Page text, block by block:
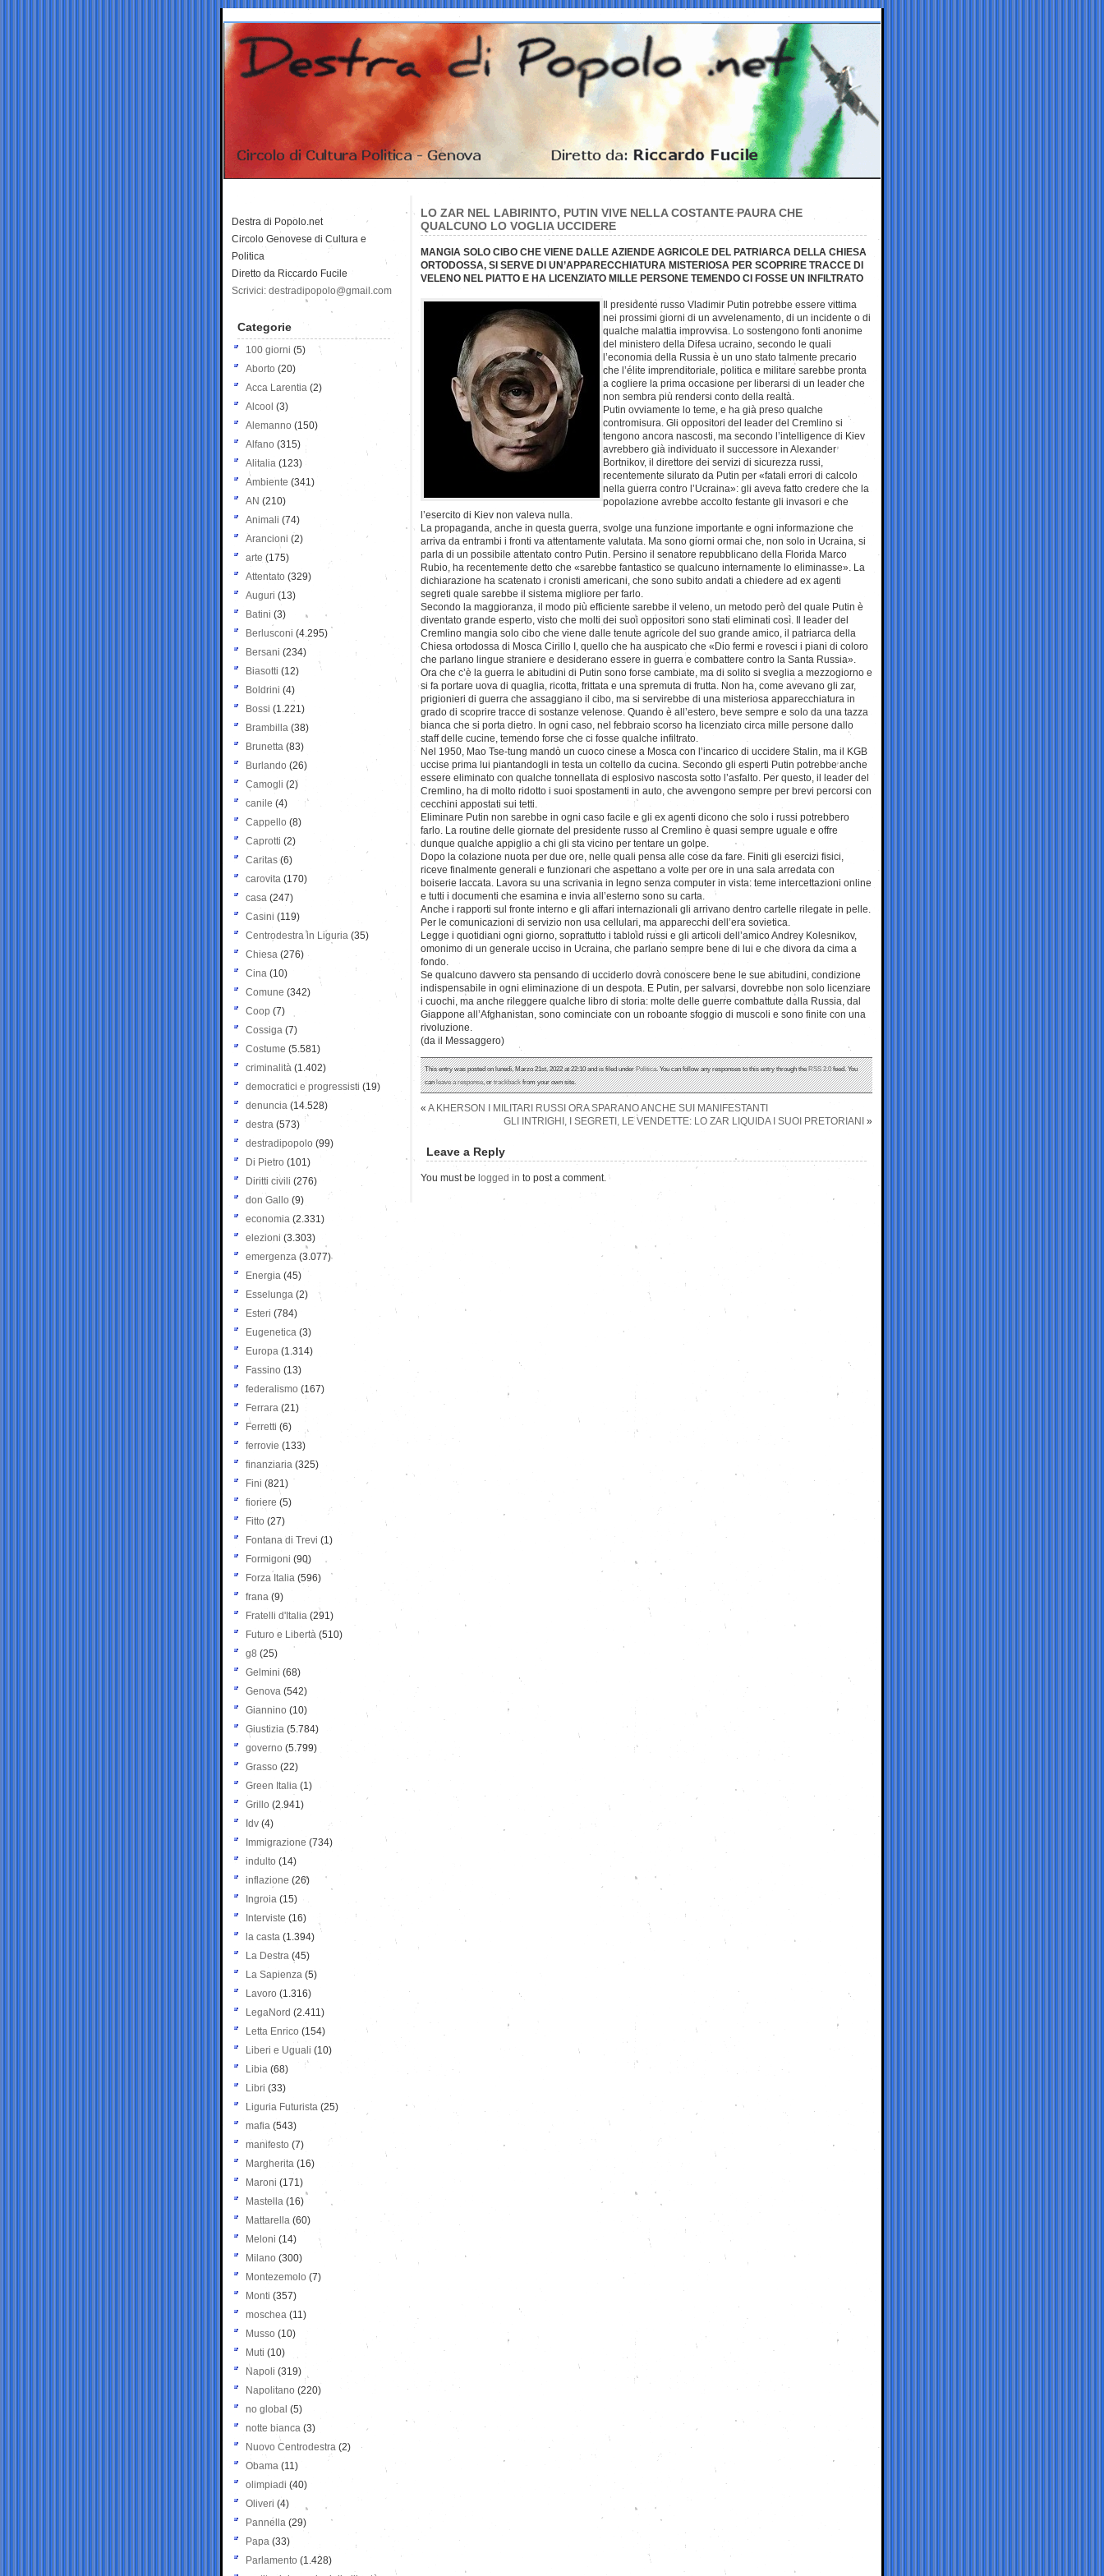
LO ZAR NEL LABIRINTO, PUTIN VIVE NELLA COSTANTE PAURA CHE
QUALCUNO LO VOGLIA UCCIDERE
MANGIA SOLO CIBO CHE VIENE DALLE AZIENDE AGRICOLE DEL PATRIARCA DELLA CHIESA
ORTODOSSA, SI SERVE DI UN’APPARECCHIATURA MISTERIOSA PER SCOPRIRE TRACCE DI
VELENO NEL PIATTO E HA LICENZIATO MILLE PERSONE TEMENDO CI FOSSE UN INFILTRATO
Il presidente russo Vladimir Putin potrebbe essere vittima
nei prossimi giorni di un avvelenamento, di un incidente o di
qualche malattia improvvisa. Lo sostengono fonti anonime
del ministero della Difesa ucraino, secondo le quali
l’economia della Russia è un uno stato talmente precario
che l’élite imprenditoriale, politica e militare sarebbe pronta
a cogliere la prima occasione per liberarsi di un leader che
non sembra più rendersi conto della realtà.
Putin ovviamente lo teme, e ha già preso qualche
contromisura. Gli oppositori del leader del Cremlino si
tengono ancora nascosti, ma secondo l’intelligence di Kiev
avrebbero già individuato il successore in Alexander
Bortnikov, il direttore dei servizi di sicurezza russi,
recentemente silurato da Putin per «fatali errori di calcolo
nella guerra contro l’Ucraina»: gli aveva fatto credere che la
popolazione avrebbe accolto festante gli invasori e che
l’esercito di Kiev non valeva nulla.
La propaganda, anche in questa guerra, svolge una funzione importante e ogni informazione che
arriva da entrambi i fronti va attentamente valutata. Ma sono giorni ormai che, non solo in Ucraina, si
parla di un possibile attentato contro Putin. Persino il senatore repubblicano della Florida Marco
Rubio, ha recentemente detto che «sarebbe fantastico se qualcuno internamente lo eliminasse». La
dichiarazione ha scatenato i cronisti americani, che sono subito andati a chiedere ad ex agenti
segreti quale sarebbe il sistema migliore per farlo.
Secondo la maggioranza, il modo più efficiente sarebbe il veleno, un metodo però del quale Putin è
diventato grande esperto, visto che molti dei suoi oppositori sono stati eliminati così. Il leader del
Cremlino mangia solo cibo che viene dalle tenute agricole del suo grande amico, il patriarca della
Chiesa ortodossa di Mosca Cirillo I, quello che ha auspicato che «Dio fermi e rovesci i piani di coloro
che parlano lingue straniere e desiderano essere in guerra e combattere contro la Santa Russia».
Ora che c’è la guerra le abitudini di Putin sono forse cambiate, ma di solito si sveglia a mezzogiorno e
si fa portare uova di quaglia, ricotta, frittata e una spremuta di frutta. Non ha, come avevano gli zar,
prigionieri di guerra che assaggiano il cibo, ma si servirebbe di una misteriosa apparecchiatura in
grado di scoprire tracce di sostanze velenose. Quando è all’estero, beve sempre e solo da una tazza
bianca che si porta dietro. In ogni caso, nel febbraio scorso ha licenziato circa mille persone dallo
staff delle cucine, temendo forse che ci fosse qualche infiltrato.
Nel 1950, Mao Tse-tung mandò un cuoco cinese a Mosca con l’incarico di uccidere Stalin, ma il KGB
uccise prima lui piantandogli in testa un coltello da cucina. Secondo gli esperti Putin potrebbe anche
essere eliminato con qualche tonnellata di esplosivo nascosta sotto l’asfalto. Per questo, il leader del
Cremlino, ha di molto ridotto i suoi spostamenti in auto, che avvengono sempre per brevi percorsi con
cecchini appostati sui tetti.
Eliminare Putin non sarebbe in ogni caso facile e gli ex agenti dicono che solo i russi potrebbero
farlo. La routine delle giornate del presidente russo al Cremlino è quasi sempre uguale e offre
dunque qualche appiglio a chi gli sta vicino per tentare un golpe.
Dopo la colazione nuota per due ore, nelle quali pensa alle cose da fare. Finiti gli esercizi fisici,
riceve finalmente generali e funzionari che aspettano a volte per ore in una sala arredata con
boiserie laccata. Lavora su una scrivania in legno senza computer in vista: teme intercettazioni online
e tutti i documenti che esamina e invia all’esterno sono su carta.
Anche i rapporti sul fronte interno e gli affari internazionali gli arrivano dentro cartelle rilegate in pelle.
Per le comunicazioni di servizio non usa cellulari, ma apparecchi dell’era sovietica.
Legge i quotidiani ogni giorno, soprattutto i tabloid russi e gli articoli dell’amico Andrey Kolesnikov,
omonimo di un generale ucciso in Ucraina, che parlano sempre bene di lui e che divora da cima a
fondo.
Se qualcuno davvero sta pensando di ucciderlo dovrà conoscere bene le sue abitudini, condizione
indispensabile in ogni eliminazione di un despota. E Putin, per salvarsi, dovrebbe non solo licenziare
i cuochi, ma anche rileggere qualche libro di storia: molte delle guerre combattute dalla Russia, dal
Giappone all’Afghanistan, sono cominciate con un roboante sfoggio di muscoli e sono finite con una
rivoluzione.
(da il Messaggero)
This entry was posted on lunedì, Marzo 21st, 2022 at 22:10 and is filed underPolitica. You can follow any responses to this entry through theRSS 2.0feed. You
canleave a response, ortrackbackfrom your own site.
« A KHERSON I MILITARI RUSSI ORA SPARANO ANCHE SUI MANIFESTANTI
GLI INTRIGHI, I SEGRETI, LE VENDETTE: LO ZAR LIQUIDA I SUOI PRETORIANI »
Leave a Reply
You must be logged in to post a comment.
Destra di Popolo.net
Circolo Genovese di Cultura e
Politica
Diretto da Riccardo Fucile
Scrivici: destradipopolo@gmail.com
Categorie
100 giorni (5)
Aborto (20)
Acca Larentia (2)
Alcool (3)
Alemanno (150)
Alfano (315)
Alitalia (123)
Ambiente (341)
AN (210)
Animali (74)
Arancioni (2)
arte (175)
Attentato (329)
Auguri (13)
Batini (3)
Berlusconi (4.295)
Bersani (234)
Biasotti (12)
Boldrini (4)
Bossi (1.221)
Brambilla (38)
Brunetta (83)
Burlando (26)
Camogli (2)
canile (4)
Cappello (8)
Caprotti (2)
Caritas (6)
carovita (170)
casa (247)
Casini (119)
Centrodestra in Liguria (35)
Chiesa (276)
Cina (10)
Comune (342)
Coop (7)
Cossiga (7)
Costume (5.581)
criminalità (1.402)
democratici e progressisti (19)
denuncia (14.528)
destra (573)
destradipopolo (99)
Di Pietro (101)
Diritti civili (276)
don Gallo (9)
economia (2.331)
elezioni (3.303)
emergenza (3.077)
Energia (45)
Esselunga (2)
Esteri (784)
Eugenetica (3)
Europa (1.314)
Fassino (13)
federalismo (167)
Ferrara (21)
Ferretti (6)
ferrovie (133)
finanziaria (325)
Fini (821)
fioriere (5)
Fitto (27)
Fontana di Trevi (1)
Formigoni (90)
Forza Italia (596)
frana (9)
Fratelli d'Italia (291)
Futuro e Libertà (510)
g8 (25)
Gelmini (68)
Genova (542)
Giannino (10)
Giustizia (5.784)
governo (5.799)
Grasso (22)
Green Italia (1)
Grillo (2.941)
Idv (4)
Immigrazione (734)
indulto (14)
inflazione (26)
Ingroia (15)
Interviste (16)
la casta (1.394)
La Destra (45)
La Sapienza (5)
Lavoro (1.316)
LegaNord (2.411)
Letta Enrico (154)
Liberi e Uguali (10)
Libia (68)
Libri (33)
Liguria Futurista (25)
mafia (543)
manifesto (7)
Margherita (16)
Maroni (171)
Mastella (16)
Mattarella (60)
Meloni (14)
Milano (300)
Montezemolo (7)
Monti (357)
moschea (11)
Musso (10)
Muti (10)
Napoli (319)
Napolitano (220)
no global (5)
notte bianca (3)
Nuovo Centrodestra (2)
Obama (11)
olimpiadi (40)
Oliveri (4)
Pannella (29)
Papa (33)
Parlamento (1.428)